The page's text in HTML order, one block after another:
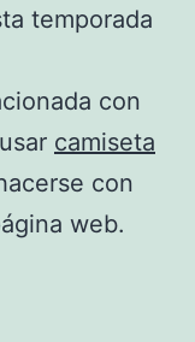
temporada
con
camiseta
con
web.